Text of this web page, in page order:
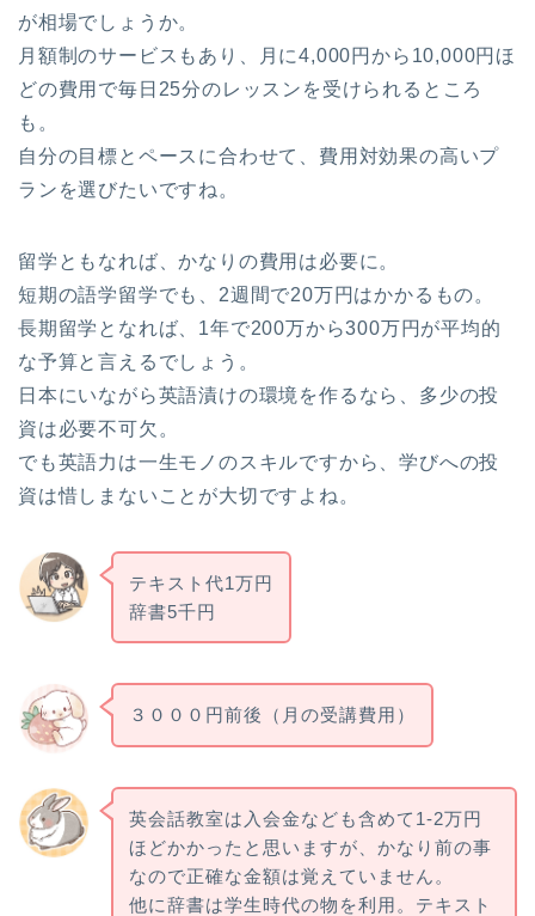
が相場でしょうか。
月額制のサービスもあり、月に4,000円から10,000円ほ
どの費用で毎日25分のレッスンを受けられるところ
も。
自分の目標とペースに合わせて、費用対効果の高いプ
ランを選びたいですね。
留学ともなれば、かなりの費用は必要に。
短期の語学留学でも、2週間で20万円はかかるもの。
長期留学となれば、1年で200万から300万円が平均的
な予算と言えるでしょう。
日本にいながら英語漬けの環境を作るなら、多少の投
資は必要不可欠。
でも英語力は一生モノのスキルですから、学びへの投
資は惜しまないことが大切ですよね。
テキスト代1万円
辞書5千円
３０００円前後（月の受講費用）
英会話教室は入会金なども含めて1-2万円
ほどかかったと思いますが、かなり前の事
なので正確な金額は覚えていません。
他に辞書は学生時代の物を利用。テキスト